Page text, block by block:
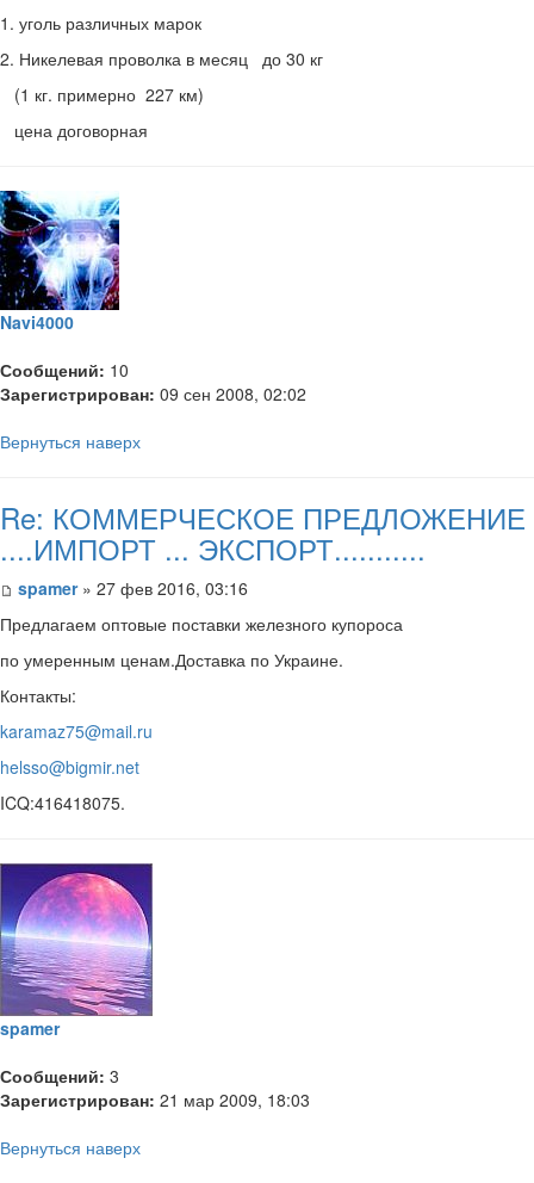
1. уголь различных марок
2. Никелевая проволка в месяц до 30 кг
(1 кг. примерно 227 км)
цена договорная
Navi4000
Сообщений: 10
Зарегистрирован: 09 сен 2008, 02:02
Вернуться наверх
Re: КОММЕРЧЕСКОЕ ПРЕДЛОЖЕНИЕ
....ИМПОРТ ... ЭКСПОРТ...........
spamer» 27 фев 2016, 03:16
Предлагаем оптовые поставки железного купороса
по умеренным ценам.Доставка по Украине.
Контакты:
karamaz75@mail.ru
helsso@bigmir.net
ICQ:416418075.
spamer
Сообщений: 3
Зарегистрирован: 21 мар 2009, 18:03
Вернуться наверх